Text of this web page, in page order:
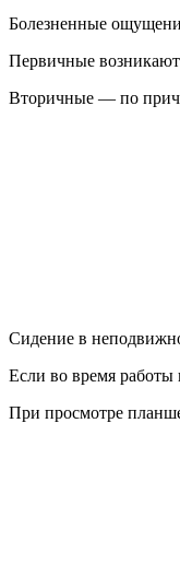
Болезненные
Первичные
Вторичные — по
Сидение в
Если во время работы
При просмотре